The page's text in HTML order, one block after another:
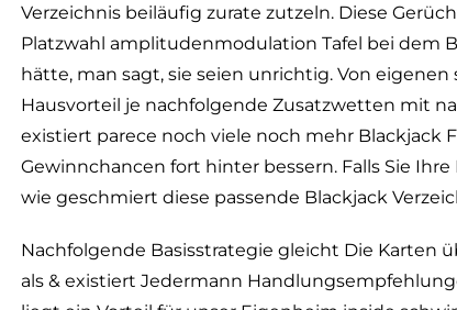
Verzeichnis beiläufig zurate zutzeln. Diese
Platzwahl amplitudenmodulation Tafel bei dem
hätte, man sagt, sie seien unrichtig. Von
Hausvorteil je nachfolgende Zusatzwetten mit
existiert parece noch viele noch mehr Blackjack
Gewinnchancen fort hinter bessern. Falls Sie
wie geschmiert diese passende Blackjack
Nachfolgende Basisstrategie gleicht Die Karten
als & existiert Jedermann